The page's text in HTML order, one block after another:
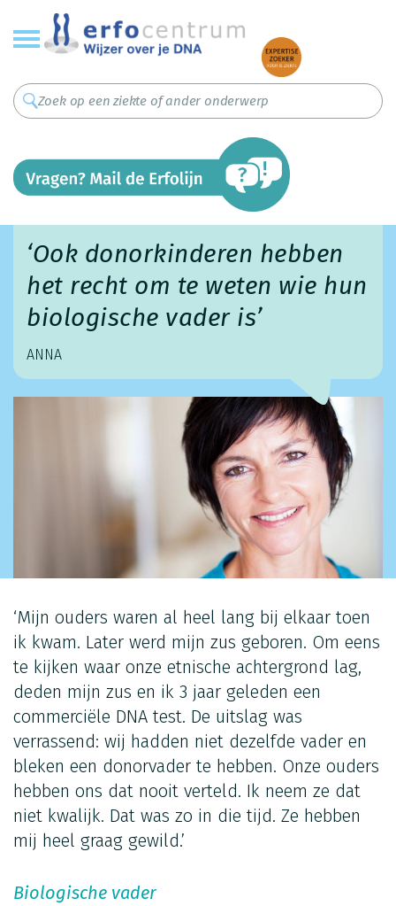
Overslaan
en
naar
inhoud
gaan
‘Ook donorkinderen hebben
het recht om te weten wie hun
biologische vader is’
ANNA
‘Mijn ouders waren al heel lang bij elkaar toen
ik kwam. Later werd mijn zus geboren. Om eens
te kijken waar onze etnische achtergrond lag,
deden mijn zus en ik 3 jaar geleden een
commerciële DNA test. De uitslag was
verrassend: wij hadden niet dezelfde vader en
bleken een donorvader te hebben. Onze ouders
hebben ons dat nooit verteld. Ik neem ze dat
niet kwalijk. Dat was zo in die tijd. Ze hebben
mij heel graag gewild.’
Biologische vader